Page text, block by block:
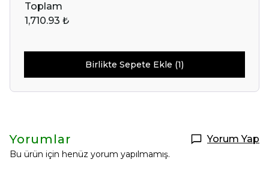
Toplam
1,710.93 ₺
Birlikte Sepete Ekle (1)
Yorumlar Yorum Yap
Bu ürün için henüz yorum yapılmamış.